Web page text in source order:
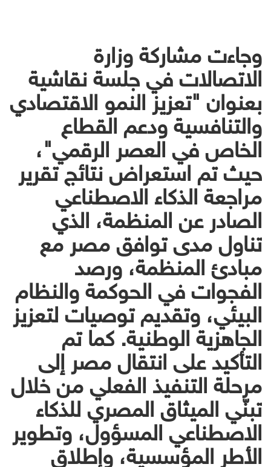
وجاءت مشاركة وزارة
الاتصالات في جلسة نقاشية
بعنوان "تعزيز النمو الاقتصادي
والتنافسية ودعم القطاع
الخاص في العصر الرقمي"،
حيث تم استعراض نتائج تقرير
مراجعة الذكاء الاصطناعي
الصادر عن المنظمة، الذي
تناول مدى توافق مصر مع
مبادئ المنظمة، ورصد
الفجوات في الحوكمة والنظام
البيئي، وتقديم توصيات لتعزيز
الجاهزية الوطنية. كما تم
التأكيد على انتقال مصر إلى
مرحلة التنفيذ الفعلي من خلال
تبنّي الميثاق المصري للذكاء
الاصطناعي المسؤول، وتطوير
الأطر المؤسسية، وإطلاق